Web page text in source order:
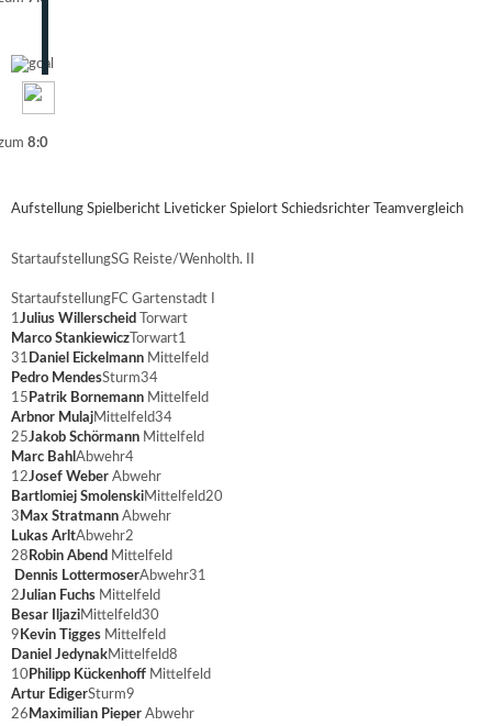
8:0
Aufstellung Spielbericht Liveticker Spielort Schiedsrichter Teamvergleich
StartaufstellungSG Reiste/Wenholth. II
StartaufstellungFC Gartenstadt I
1Julius Willerscheid
Torwart
Marco Stankiewicz Torwart1
31 Daniel Eickelmann Mittelfeld
Pedro MendesSturm34
15 Patrik Bornemann Mittelfeld
Arbnor MulajMittelfeld34
25Jakob Schörmann Mittelfeld
Marc Bahl Abwehr4
12Josef Weber Abwehr
Bartlomiej SmolenskiMittelfeld20
3 Max Stratmann Abwehr
Lukas ArltAbwehr2
28 Robin Abend Mittelfeld
Dennis LottermoserAbwehr31
2Julian Fuchs Mittelfeld
Besar IljaziMittelfeld30
9 Kevin Tigges Mittelfeld
Daniel JedynakMittelfeld8
10 Philipp Kückenhoff Mittelfeld
Artur EdigerSturm9
26 Maximilian Pieper Abwehr